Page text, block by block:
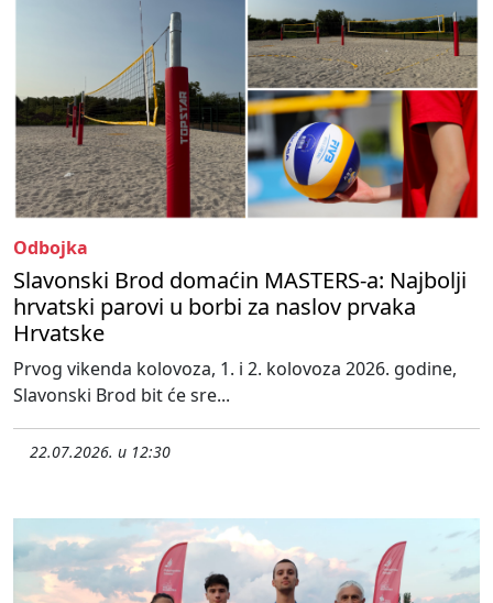
Odbojka
Slavonski Brod domaćin MASTERS-a: Najbolji
hrvatski parovi u borbi za naslov prvaka
Hrvatske
Prvog vikenda kolovoza, 1. i 2. kolovoza 2026. godine,
Slavonski Brod bit će sre...
22.07.2026. u 12:30